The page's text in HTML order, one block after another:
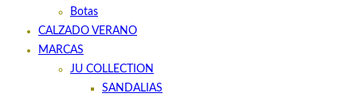
Botas
CALZADO VERANO
MARCAS
JU COLLECTION
SANDALIAS